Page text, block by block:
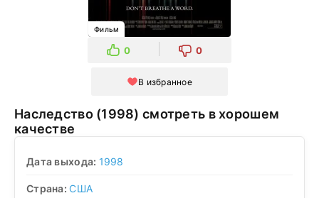
Фильм
0 0
В избранное
Наследство (1998) смотреть в хорошем
качестве
Дата выхода: 1998
Страна:США